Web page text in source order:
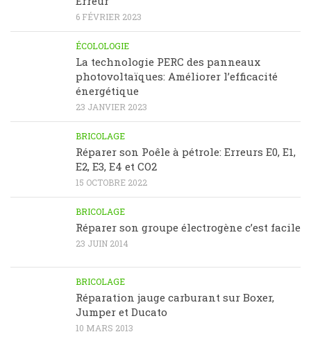
6 FÉVRIER 2023
ÉCOLOLOGIE
La technologie PERC des panneaux
photovoltaïques: Améliorer l’efficacité
énergétique
23 JANVIER 2023
BRICOLAGE
Réparer son Poêle à pétrole: Erreurs E0, E1,
E2, E3, E4 et CO2
15 OCTOBRE 2022
BRICOLAGE
Réparer son groupe électrogène c’est facile
23 JUIN 2014
BRICOLAGE
Réparation jauge carburant sur Boxer,
Jumper et Ducato
10 MARS 2013